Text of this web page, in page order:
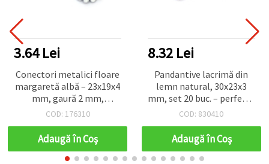
3.64 Lei
Conectori metalici floare
margaretă albă – 23x19x4
mm, gaură 2 mm,
elemente de legătură
(brățări, coliere și cercei),
set 2 buc.
COD: 176310
Adaugă în Coş
8.32 Lei
Pandantive lacrimă din
lemn natural, 30x23x3
mm, set 20 buc. – perfecte
pentru bijuterii
și decorațiuni DIY
COD: 830410
Adaugă în Coş